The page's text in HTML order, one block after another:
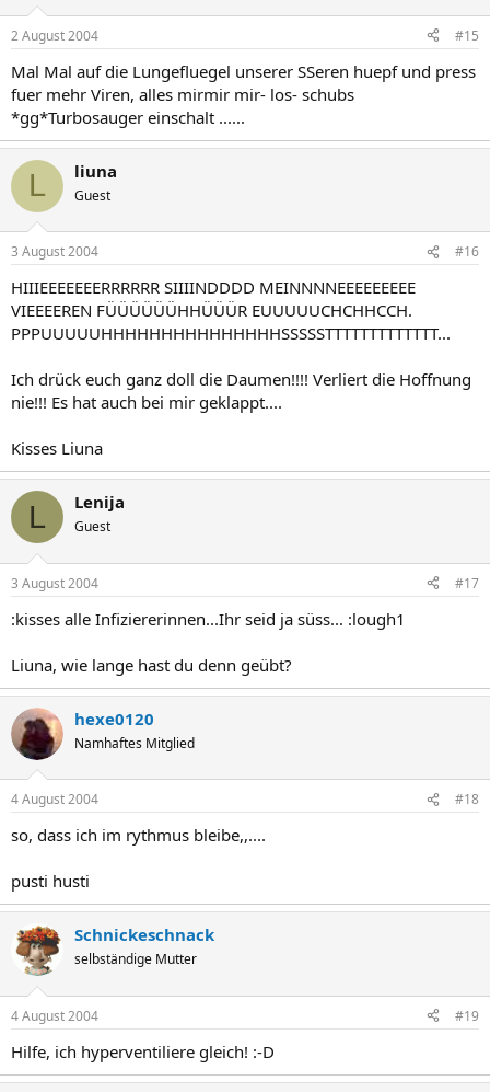
2 August 2004 #15
Mal Mal auf die Lungefluegel unserer SSeren huepf und press
fuer mehr Viren, alles mirmir mir- los- schubs
*gg*Turbosauger einschalt ......
L liuna
Guest
3 August 2004 #16
HIIIEEEEEEERRRRRR SIIIINDDDD MEINNNNEEEEEEEEE
VIEEEEREN FÜÜÜÜÜÜHHÜÜÜR EUUUUUCHCHHCCH.
PPPUUUUUHHHHHHHHHHHHHHHSSSSSTTTTTTTTTTTTT...
Ich drück euch ganz doll die Daumen!!!! Verliert die Hoffnung
nie!!! Es hat auch bei mir geklappt....
Kisses Liuna
L Lenija
Guest
3 August 2004 #17
:kisses alle Infiziererinnen...Ihr seid ja süss... :lough1
Liuna, wie lange hast du denn geübt?
hexe0120
Namhaftes Mitglied
4 August 2004 #18
so, dass ich im rythmus bleibe,,....
pusti husti
Schnickeschnack
selbständige Mutter
4 August 2004 #19
Hilfe, ich hyperventiliere gleich! :-D